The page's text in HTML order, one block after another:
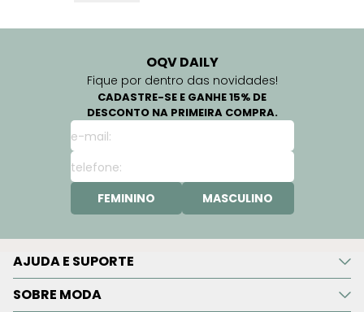
OQV DAILY
Fique por dentro das novidades!
CADASTRE-SE E GANHE 15% DE
DESCONTO NA PRIMEIRA COMPRA.
FEMININO MASCULINO
AJUDA E SUPORTE
SOBRE MODA